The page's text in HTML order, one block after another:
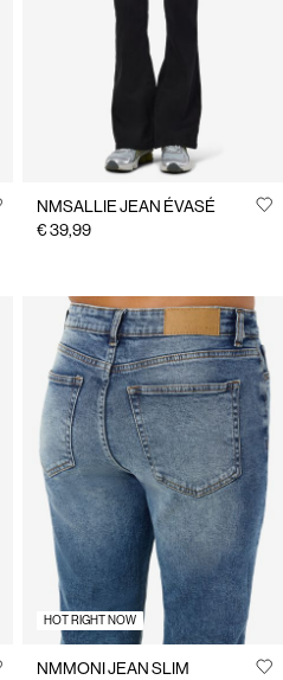
NMSALLIE JEAN ÉVASÉ
€ 39,99
HOT RIGHT NOW
NMMONI JEAN SLIM